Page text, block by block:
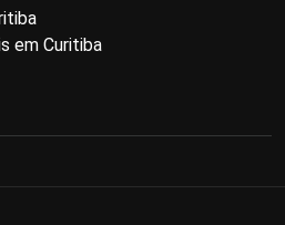
em Curitiba